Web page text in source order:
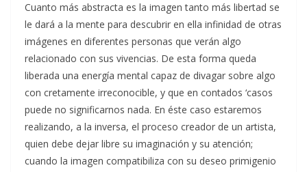
Cuanto más abstracta es la imagen tanto más libertad se
le dará a la mente para descubrir en ella infinidad de otras
imágenes en diferentes personas que verán algo
relacionado con sus vivencias. De esta forma queda
liberada una energía mental capaz de divagar sobre algo
con cretamente irreconocible, y que en contados ‘casos
puede no significarnos nada. En éste caso estaremos
realizando, a la inversa, el proceso creador de un artista,
quien debe dejar libre su imaginación y su atención;
cuando la imagen compatibiliza con su deseo primigenio